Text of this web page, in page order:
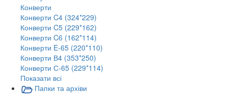
Конверти
Конверти C4 (324*229)
Конверти C5 (229*162)
Конверти C6 (162*114)
Конверти E-65 (220*110)
Конверти В4 (353*250)
Конверти С-65 (229*114)
Показати всі
Папки та архіви